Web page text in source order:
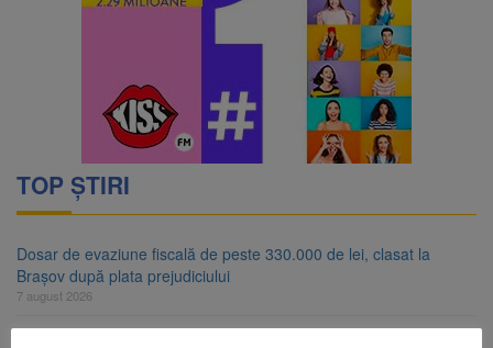
TOP ȘTIRI
Dosar de evaziune fiscală de peste 330.000 de lei, clasat la
Brașov după plata prejudiciului
7 august 2026